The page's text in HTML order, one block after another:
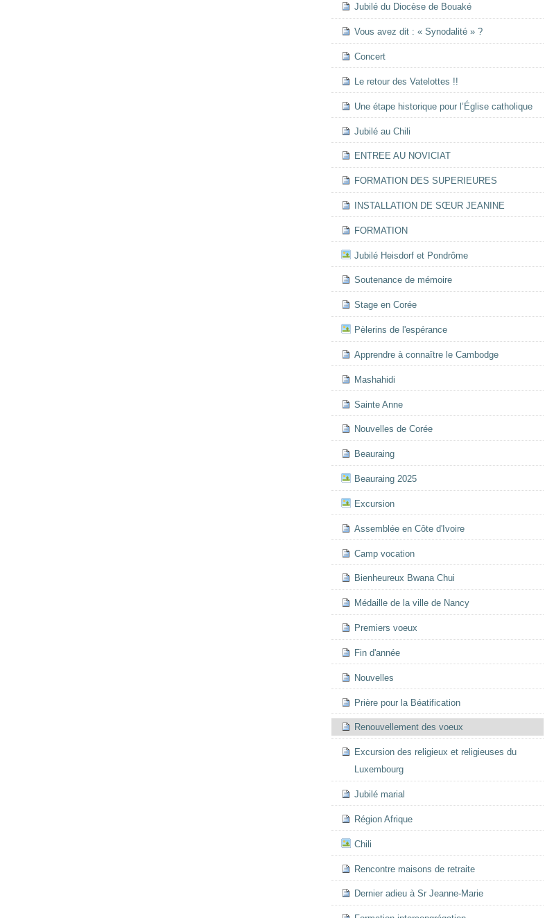
Jubilé du Diocèse de Bouaké
Vous avez dit : « Synodalité » ?
Concert
Le retour des Vatelottes !!
Une étape historique pour l’Église catholique
Jubilé au Chili
ENTREE AU NOVICIAT
FORMATION DES SUPERIEURES
INSTALLATION DE SŒUR JEANINE
FORMATION
Jubilé Heisdorf et Pondrôme
Soutenance de mémoire
Stage en Corée
Pèlerins de l'espérance
Apprendre à connaître le Cambodge
Mashahidi
Sainte Anne
Nouvelles de Corée
Beauraing
Beauraing 2025
Excursion
Assemblée en Côte d'Ivoire
Camp vocation
Bienheureux Bwana Chui
Médaille de la ville de Nancy
Premiers voeux
Fin d'année
Nouvelles
Prière pour la Béatification
Renouvellement des voeux
Excursion des religieux et religieuses du
Luxembourg
Jubilé marial
Région Afrique
Chili
Rencontre maisons de retraite
Dernier adieu à Sr Jeanne-Marie